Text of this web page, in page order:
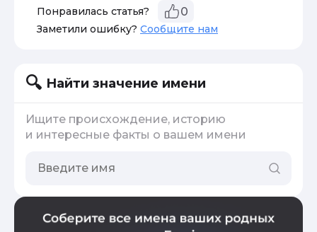
Понравилась статья? 0
Заметили ошибку? Сообщите нам
Найти значение имени
Ищите происхождение, историю
и интересные факты о вашем имени